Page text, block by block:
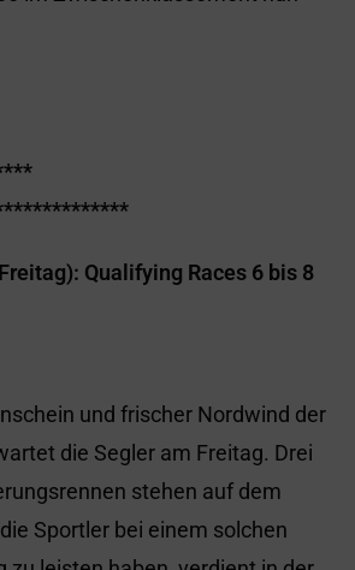
Qualifying Races 6 bis 8
und frischer Nordwind der
die Segler am Freitag. Drei
stehen auf dem
Sportler bei einem solchen